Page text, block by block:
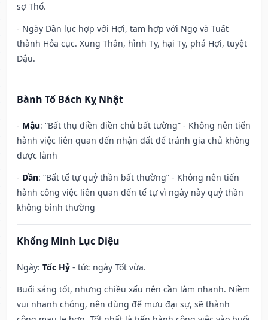
sợ Thổ.
- Ngày Dần lục hợp với Hợi, tam hợp với Ngọ và Tuất
thành Hỏa cục. Xung Thân, hình Tỵ, hại Tỵ, phá Hợi, tuyệt
Dậu.
Bành Tổ Bách Kỵ Nhật
- Mậu: “Bất thụ điền điền chủ bất tường” - Không nên tiến
hành việc liên quan đến nhận đất để tránh gia chủ không
được lành
- Dần: “Bất tế tự quỷ thần bất thường” - Không nên tiến
hành công việc liên quan đến tế tự vì ngày này quỷ thần
không bình thường
Khổng Minh Lục Diệu
Ngày: Tốc Hỷ - tức ngày Tốt vừa.
Buổi sáng tốt, nhưng chiều xấu nên cần làm nhanh. Niềm
vui nhanh chóng, nên dùng để mưu đại sự, sẽ thành